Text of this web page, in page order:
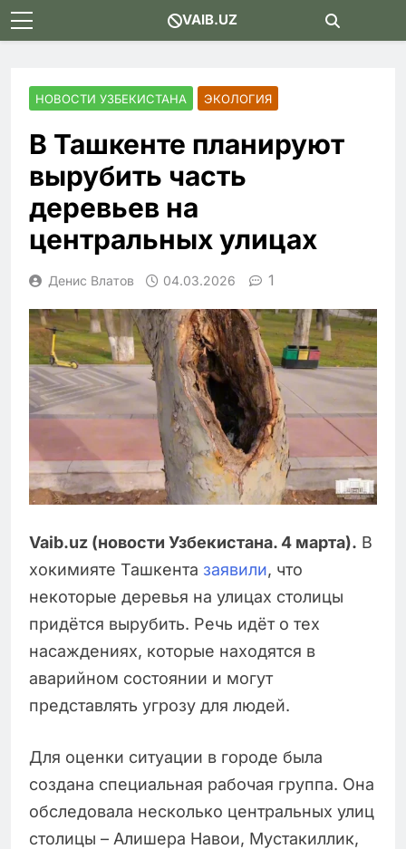
Skip
to
VAIB.UZ
НОВОСТИ УЗБЕКИСТАНА ЭКОЛОГИЯ
В Ташкенте планируют
вырубить часть
деревьев на
центральных улицах
Денис Влатов 04.03.2026 1
Vaib.uz (новости Узбекистана. 4 марта). В
хокимияте Ташкента заявили, что
некоторые деревья на улицах столицы
придётся вырубить. Речь идёт о тех
насаждениях, которые находятся в
аварийном состоянии и могут
представлять угрозу для людей.
Для оценки ситуации в городе была
создана специальная рабочая группа. Она
обследовала несколько центральных улиц
столицы – Алишера Навои, Мустакиллик,